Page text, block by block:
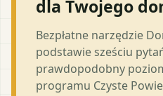
dla Twojego
Bezpłatne narzędzie
podstawie sześciu
prawdopodobny
programu Czyste